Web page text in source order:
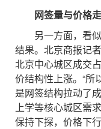
网签量与价格
另一方面，看似
结果。北京商报记
北京中心城区成交
价结构性上涨。“所
是网签结构拉动了
上学等核心城区需
保持下探，价格下